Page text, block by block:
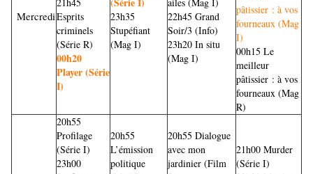
MercrediEsprits
criminels
(Série R)
00h20
Player (Série
I)
23h35
Stupéfiant
(Mag I)
22h45 Grand
Soir/3 (Info)
23h20 In situ
(Mag I)
pâtissier : à vos
fourneaux (Mag
I)
00h15 Le
meilleur
pâtissier : à vos
fourneaux (Mag
R)
20h55
Profilage
(Série I)
23h00
20h55
L’émission
politique
20h55 Dialogue
avec mon
jardinier (Film
21h00 Murder
(Série I)